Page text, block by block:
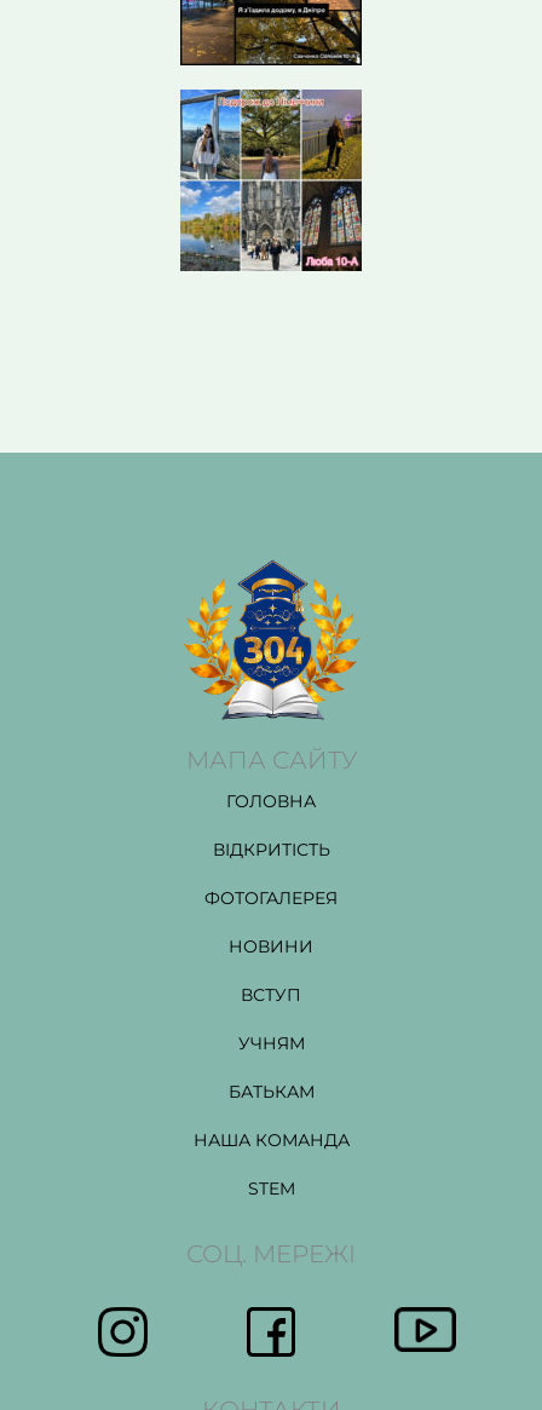
МАПА САЙТУ
ГОЛОВНА
ВІДКРИТІСТЬ
ФОТОГАЛЕРЕЯ
НОВИНИ
ВСТУП
УЧНЯМ
БАТЬКАМ
НАША КОМАНДА
STEM
СОЦ. МЕРЕЖІ